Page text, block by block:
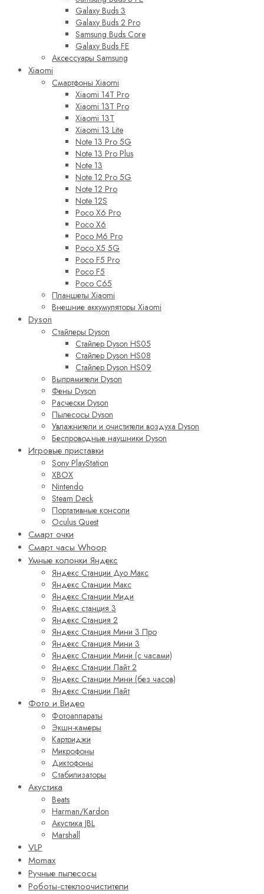
Galaxy Buds 3
Galaxy Buds 2 Pro
Samsung Buds Core
Galaxy Buds FE
Аксессуары Samsung
Xiaomi
Смартфоны Xiaomi
Xiaomi 14T Pro
Xiaomi 13T Pro
Xiaomi 13T
Xiaomi 13 Lite
Note 13 Pro 5G
Note 13 Pro Plus
Note 13
Note 12 Pro 5G
Note 12 Pro
Note 12S
Poco X6 Pro
Poco X6
Poco M6 Pro
Poco X5 5G
Poco F5 Pro
Poco F5
Poco C65
Планшеты Xiaomi
Внешние аккумуляторы Xiaomi
Dyson
Стайлеры Dyson
Стайлер Dyson HS05
Стайлер Dyson HS08
Стайлер Dyson HS09
Выпрямители Dyson
Фены Dyson
Расчески Dyson
Пылесосы Dyson
Увлажнители и очистители воздуха Dyson
Беспроводные наушники Dyson
Игровые приставки
Sony PlayStation
XBOX
Nintendo
Steam Deck
Портативные консоли
Oculus Quest
Смарт очки
Смарт часы Whoop
Умные колонки Яндекс
Яндекс Станции Дуо Макс
Яндекс Станции Макс
Яндекс Станции Миди
Яндекс станция 3
Яндекс Станция 2
Яндекс Станция Мини 3 Про
Яндекс Станция Мини 3
Яндекс Станции Мини (с часами)
Яндекс Станции Лайт 2
Яндекс Станции Мини (без часов)
Яндекс Станции Лайт
Фото и Видео
Фотоаппараты
Экшн-камеры
Картриджи
Микрофоны
Диктофоны
Стабилизаторы
Акустика
Beats
Harman/Kardon
Акустика JBL
Marshall
VLP
Momax
Ручные пылесосы
Роботы-стеклоочистители